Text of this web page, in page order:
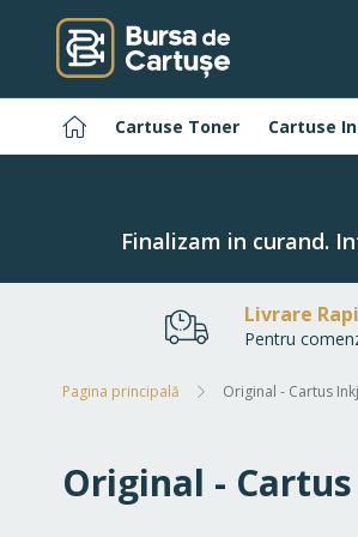
Navigați
la
Conținut
PaginaCartuse Toner Cartuse
Finalizam in curand.
Livrare
Pentru
Pagina principală Original - Cartus
Original -